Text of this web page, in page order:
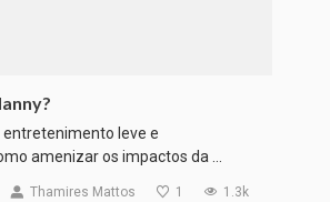
entretenimento leve e
amenizar os impactos da …
Thamires Mattos 1 1.3k